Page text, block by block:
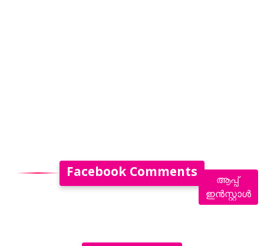
Facebook Comments
ആപ്പ്
ഇൻസ്റ്റാൾ